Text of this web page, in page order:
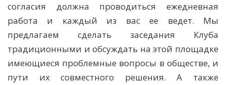
согласия должна проводиться ежедневная
работа и каждый из вас ее ведет. Мы
предлагаем сделать заседания Клуба
традиционными и обсуждать на этой площадке
имеющиеся проблемные вопросы в обществе, и
пути их совместного решения. А также